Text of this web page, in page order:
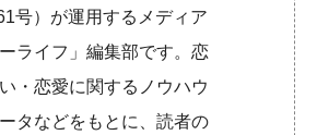
号）が運用するメディア
ーライフ」編集部です。恋
・恋愛に関するノウハウ
タなどをもとに、読者の